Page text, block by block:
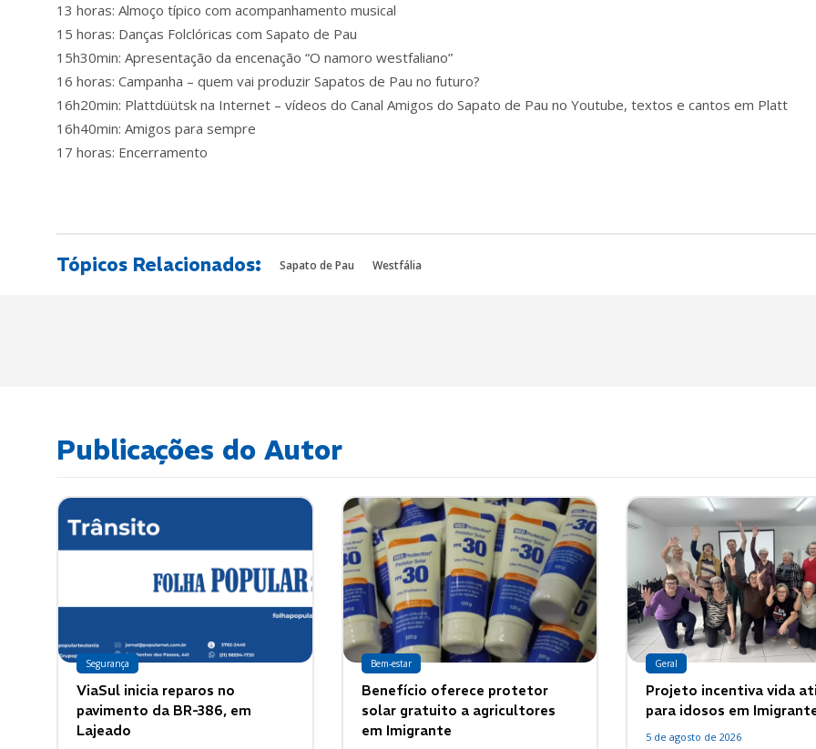
13 horas: Almoço típico com acompanhamento musical
15 horas: Danças Folclóricas com Sapato de Pau
15h30min: Apresentação da encenação “O namoro westfaliano”
16 horas: Campanha – quem vai produzir Sapatos de Pau no futuro?
16h20min: Plattdüütsk na Internet – vídeos do Canal Amigos do Sapato de Pau no Youtube, textos e cantos em Platt
16h40min: Amigos para sempre
17 horas: Encerramento
Tópicos Relacionados: Sapato de Pau Westfália
Publicações do Autor
Segurança
ViaSul inicia reparos no
pavimento da BR-386, em
Lajeado
Bem-estar
Benefício oferece protetor
solar gratuito a agricultores
em Imigrante
Geral
Projeto incentiva vida
para idosos em
5 de agosto de 2026